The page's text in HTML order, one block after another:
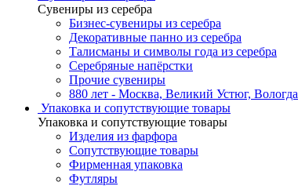
Сувениры из серебра
Бизнес-сувениры из серебра
Декоративные панно из серебра
Талисманы и символы года из серебра
Серебряные напёрстки
Прочие сувениры
880 лет - Москва, Великий Устюг, Вологда
Упаковка и сопутствующие товары
Упаковка и сопутствующие товары
Изделия из фарфора
Сопутствующие товары
Фирменная упаковка
Футляры